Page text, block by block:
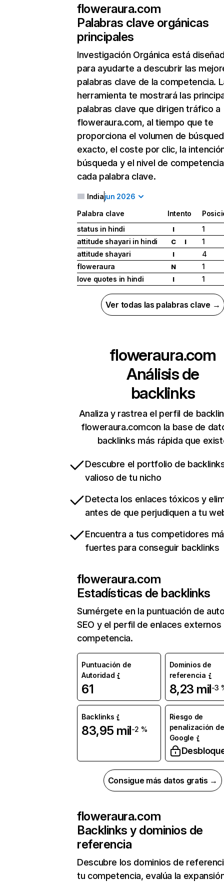
floweraura.com
Palabras clave orgánicas
principales
Investigación Orgánica está
para ayudarte a descubrir las
palabras clave de la competencia.
herramienta te mostrará las
palabras clave que dirigen tráfico a
floweraura.com, al tiempo que te
proporciona el volumen de
exacto, el coste por clic, la
búsqueda y el nivel de
cada palabra clave.
Indiajun 2026
Palabra clave Intento
status in hindi
I
1
attitude shayari in hindi
C I
1
attitude shayari
I
4
floweraura
N
1
love quotes in hindi
I 1
Ver todas las palabras clave →
floweraura.com
Análisis de
backlinks
Analiza y rastrea el perfil de
floweraura.comcon la base de
backlinks más rápida que
Descubre el portfolio de
valioso de tu nicho
Detecta los enlaces tóxicos y
antes de que perjudiquen a tu
Encuentra a tus competidores
fuertes para conseguir backlinks
floweraura.com
Estadísticas de backlinks
Sumérgete en la puntuación de
SEO y el perfil de enlaces externos
competencia.
Puntuación de
Autoridad
61
Dominios de
referencia
8,23 mil-3
Backlinks
83,95 mil-2 %
Riesgo de
penalización de
Google
Consigue más datos gratis →
floweraura.com
Backlinks y dominios de
referencia
Descubre los dominios de
tu competencia, evalúa la